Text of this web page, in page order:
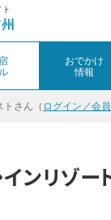
おでかけ
情報
トさん（ ログイン／会
ンリゾー